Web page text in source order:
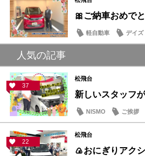
🎀ご納車おめで
軽自動車 デイズ
人気の記事
37
松飛台
新しいスタッフ
NISMO ご挨拶
22
松飛台
🍙おにぎりアク